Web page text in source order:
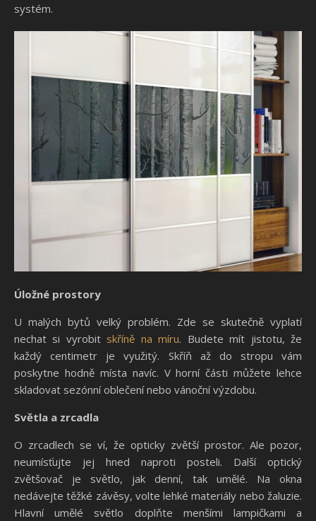
systém.
Úložné prostory
U malých bytů velký problém. Zde se skutečně vyplatí
nechat si vyrobit skříně na míru. Budete mít jistotu, že
každý centimetr je využitý. Skříň až do stropu vám
poskytne hodně místa navíc. V horní části můžete lehce
skladovat sezónní oblečení nebo vánoční výzdobu.
Světla a zrcadla
O zrcadlech se ví, že opticky zvětší prostor. Ale pozor,
neumísťujte jej hned naproti posteli. Další optický
zvětšovač je světlo, jak denní, tak umělé. Na okna
nedávejte těžké závěsy, volte lehké materiály nebo žaluzie.
Hlavní umělé světlo doplňte menšími lampičkami a